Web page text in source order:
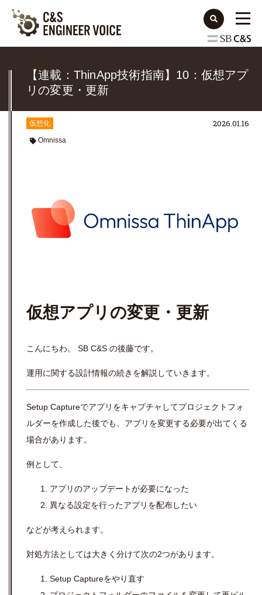
【連載：ThinApp技術指南】10：仮想アプ
リの変更・更新
仮想化
Omnissa
2026.01.16
仮想アプリの変更・更新
こんにちわ。 SB C&S の後藤です。
運用に関する設計情報の続きを解説していきます。
Setup Captureでアプリをキャプチャしてプロジェクトフォ
ルダーを作成した後でも、アプリを変更する必要が出てくる
場合があります。
例として、
アプリのアップデートが必要になった
異なる設定を行ったアプリを配布したい
などが考えられます。
対処方法としては大きく分けて次の2つがあります。
Setup Captureをやり直す